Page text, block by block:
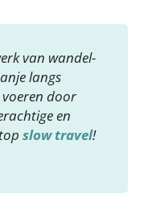
van wandel-
langs
door
en
slow travel!